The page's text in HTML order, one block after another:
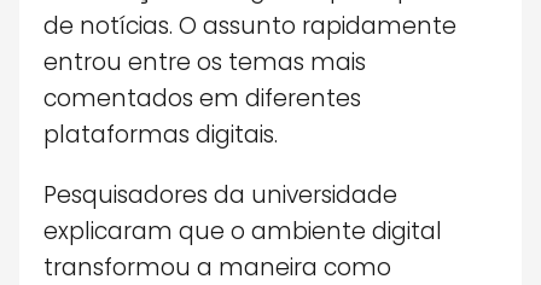
de notícias. O assunto rapidamente
entrou entre os temas mais
comentados em diferentes
plataformas digitais.
Pesquisadores da universidade
explicaram que o ambiente digital
transformou a maneira como